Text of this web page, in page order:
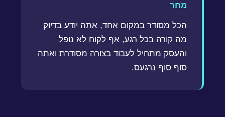
מחר
הכל מסודר במקום אחד, אתה יודע בדיוק
מה קורה בכל רגע, אף לקוח לא נופל
והעסק מתחיל לעבוד בצורה מסודרת ואתה
סוף סוף נרגעס.